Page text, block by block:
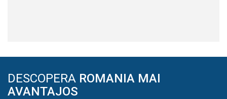
DESCOPERA ROMANIA MAI
AVANTAJOS